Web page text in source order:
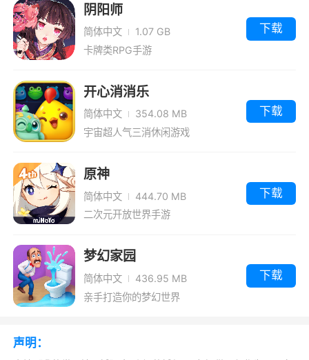
阴阳师
简体中文
1.07 GB
卡牌类RPG手游
下载
开心消消乐
简体中文
354.08 MB
宇宙超人气三消休闲游戏
下载
原神
简体中文
444.70 MB
二次元开放世界手游
下载
梦幻家园
简体中文
436.95 MB
亲手打造你的梦幻世界
下载
声明：